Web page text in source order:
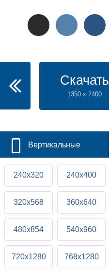
Скачать
1350 x 2400
Вертикальные
240x320 240x400
320x568 360x640
480x854 540x960
720x1280 768x1280